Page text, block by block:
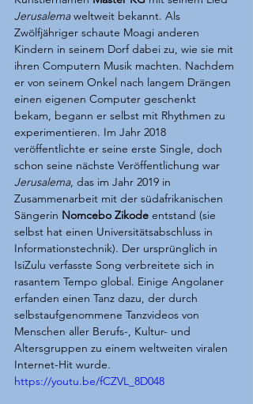
Jerusalema weltweit bekannt. Als
Zwölfjähriger schaute Moagi anderen
Kindern in seinem Dorf dabei zu, wie sie mit
ihren Computern Musik machten. Nachdem
er von seinem Onkel nach langem Drängen
einen eigenen Computer geschenkt
bekam, begann er selbst mit Rhythmen zu
experimentieren. Im Jahr 2018
veröffentlichte er seine erste Single, doch
schon seine nächste Veröffentlichung war
Jerusalema, das im Jahr 2019 in
Zusammenarbeit mit der südafrikanischen
Sängerin Nomcebo Zikode entstand (sie
selbst hat einen Universitätsabschluss in
Informationstechnik). Der ursprünglich in
IsiZulu verfasste Song verbreitete sich in
rasantem Tempo global. Einige Angolaner
erfanden einen Tanz dazu, der durch
selbstaufgenommene Tanzvideos von
Menschen aller Berufs-, Kultur- und
Altersgruppen zu einem weltweiten viralen
Internet-Hit wurde.
https://youtu.be/fCZVL_8D048